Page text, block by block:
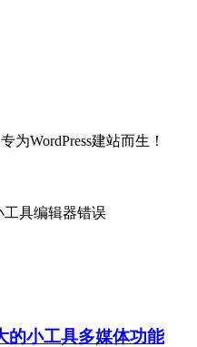
为WordPress建站而生！
工具编辑器错误
的小工具多媒体功能